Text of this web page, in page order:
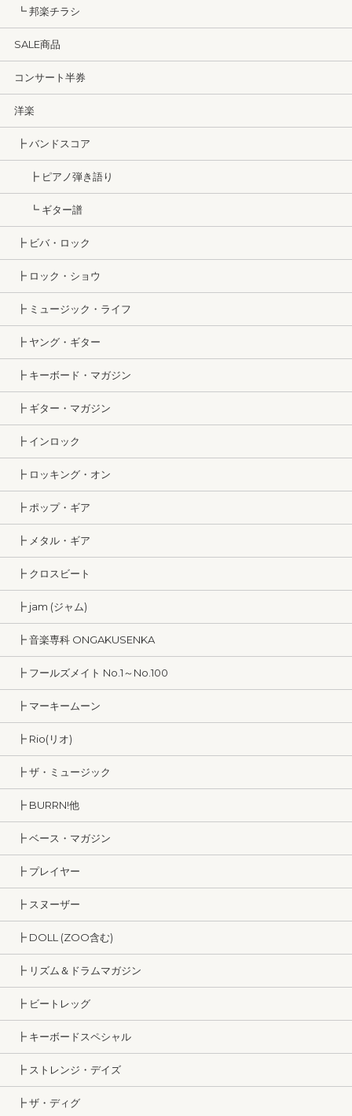
┗ 邦楽チラシ
SALE商品
コンサート半券
洋楽
┣ バンドスコア
┣ ピアノ弾き語り
┗ ギター譜
┣ ビバ・ロック
┣ ロック・ショウ
┣ ミュージック・ライフ
┣ ヤング・ギター
┣ キーボード・マガジン
┣ ギター・マガジン
┣ インロック
┣ ロッキング・オン
┣ ポップ・ギア
┣ メタル・ギア
┣ クロスビート
┣ jam (ジャム)
┣ 音楽専科 ONGAKUSENKA
┣ フールズメイト No.1～No.100
┣ マーキームーン
┣ Rio(リオ)
┣ ザ・ミュージック
┣ BURRN!他
┣ ベース・マガジン
┣ プレイヤー
┣ スヌーザー
┣ DOLL (ZOO含む)
┣ リズム＆ドラムマガジン
┣ ビートレッグ
┣ キーボードスペシャル
┣ ストレンジ・デイズ
┣ ザ・ディグ